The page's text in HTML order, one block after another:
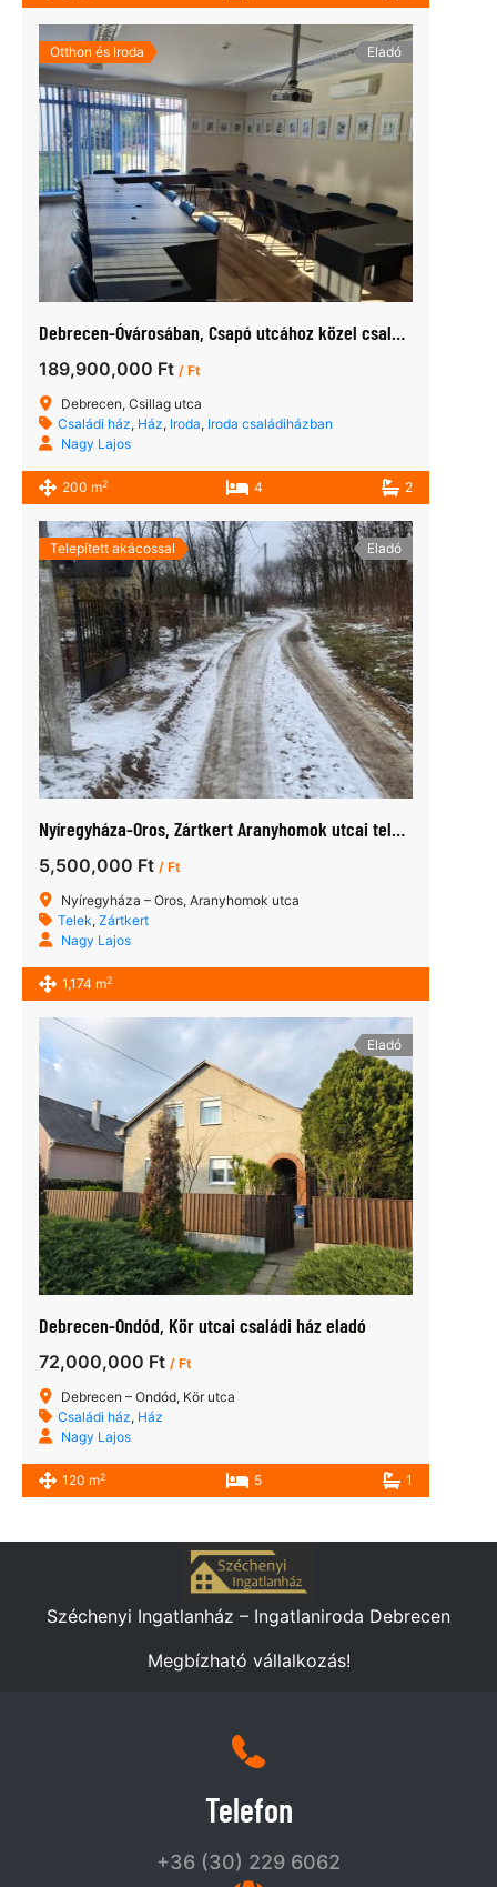
Otthon és Iroda Eladó
Debrecen-Óvárosában, Csapó utcához közel családi ház – iroda eladó
189,900,000 Ft / Ft
Debrecen, Csillag utca
Családi ház, Ház, Iroda, Iroda családiházban
Nagy Lajos
200 m2 4 2
Telepített akácossal Eladó
Nyíregyháza-Oros, Zártkert Aranyhomok utcai telek eladó
5,500,000 Ft / Ft
Nyíregyháza – Oros, Aranyhomok utca
Telek, Zártkert
Nagy Lajos
1,174 m2
Eladó
Debrecen-Ondód, Kör utcai családi ház eladó
72,000,000 Ft / Ft
Debrecen – Ondód, Kör utca
Családi ház, Ház
Nagy Lajos
120 m2 5 1
Széchenyi Ingatlanház – Ingatlaniroda Debrecen
Megbízható vállalkozás!
Telefon
+36 (30) 229 6062